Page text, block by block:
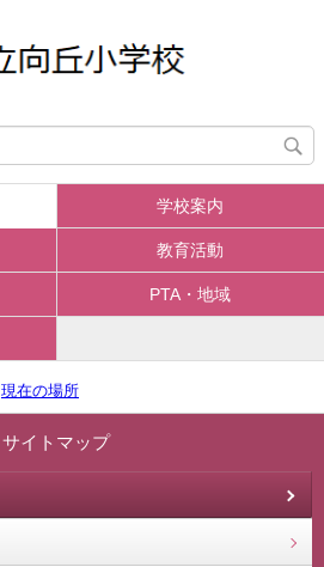
学校案内
教育活動
PTA・地域
現在の場所
サイトマップ